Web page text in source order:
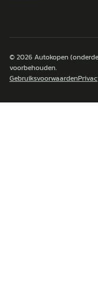
© 2026Autokopen
voorbehouden.
Gebruiksvoorwaarden